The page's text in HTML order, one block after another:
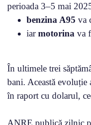
perioada 3–5 mai
benzina A95 va
iarmotorina va
În ultimele trei
bani. Această
în raport cu dolarul,
ANRE publică zilnic